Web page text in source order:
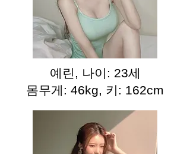
예린, 나이: 23세
몸무게: 46kg, 키: 162cm